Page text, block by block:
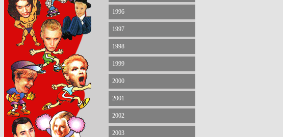
1996
1997
1998
1999
2000
2001
2002
2003